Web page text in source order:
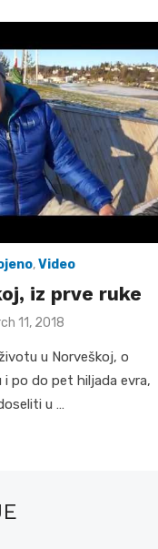
,Video
iz prve ruke
11, 2018
u Norveškoj, o
i po do pet hiljada evra,
u …